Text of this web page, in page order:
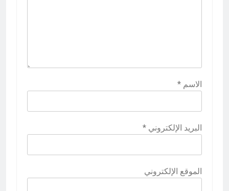
الاسم *
البريد الإلكتروني *
الموقع الإلكتروني